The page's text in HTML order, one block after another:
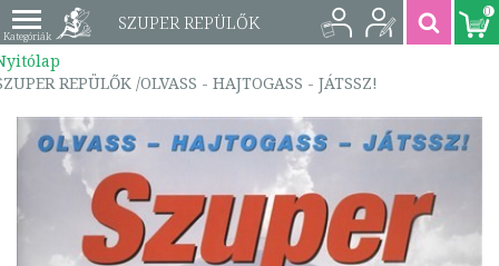
SZUPER REPÜLŐK
JÁTSSZ! |
9789638883513
0
REPÜLŐK /OLVASS - HAJTOGASS - JÁTSSZ!